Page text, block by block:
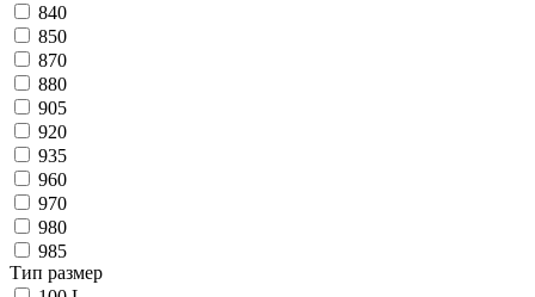
840
850
870
880
905
920
935
960
970
980
985
Тип размер